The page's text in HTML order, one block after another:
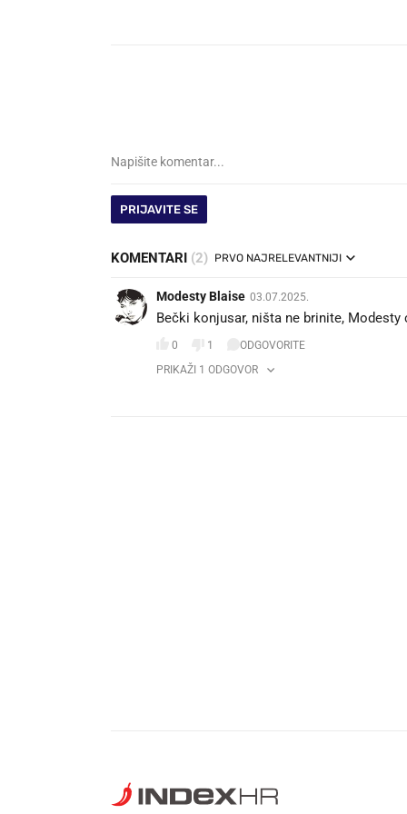
PRIJAVITE SE
KOMENTARI (2) PRVO NAJRELEVANTNIJI
Modesty Blaise 03.07.2025.
Bečki konjusar, ništa ne brinite,
0 1
ODGOVORITE
PRIKAŽI 1 ODGOVOR